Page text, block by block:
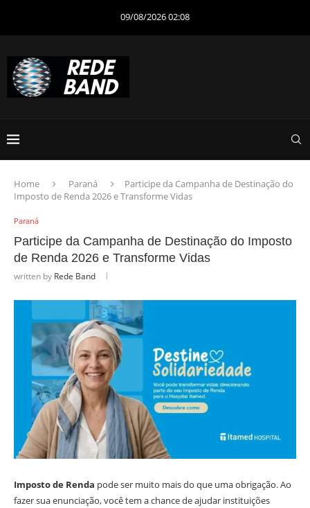
09/08/2026 02:08
Home Paraná
Participe da Campanha de Destinação do
Imposto de Renda 2026 e Transforme Vidas
Paraná
Participe da Campanha de Destinação do Imposto
de Renda 2026 e Transforme Vidas
written by Rede Band
Imposto de Renda pode ser muito mais do que uma obrigação. Ao
fazer sua enunciação, você tem a chance de ajudar instituições